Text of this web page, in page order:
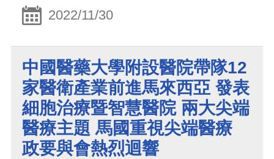
2022/11/30
中國醫藥大學附設醫院帶隊12
家醫衛產業前進馬來西亞 發表
細胞治療暨智慧醫院 兩大尖端
醫療主題 馬國重視尖端醫療
政要與會熱烈迴響